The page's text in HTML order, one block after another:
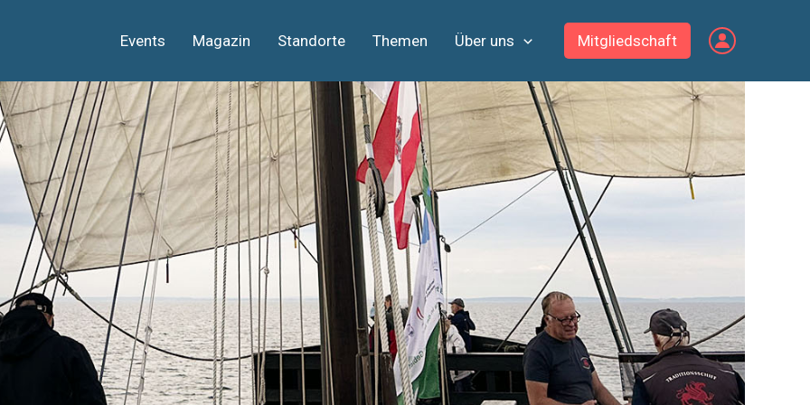
Events Magazin Standorte Themen Über uns Mitgliedschaft